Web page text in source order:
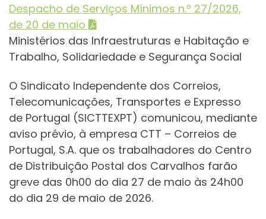
Despacho de Serviços Mínimos n.º 27/2026,
de 20 de maio
Ministérios das Infraestruturas e Habitação e
Trabalho, Solidariedade e Segurança Social
O Sindicato Independente dos Correios,
Telecomunicações, Transportes e Expresso
de Portugal (SICTTEXPT) comunicou, mediante
aviso prévio, à empresa CTT – Correios de
Portugal, S.A. que os trabalhadores do Centro
de Distribuição Postal dos Carvalhos farão
greve das 0h00 do dia 27 de maio às 24h00
do dia 29 de maio de 2026.